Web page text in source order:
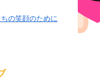
の笑顔のために